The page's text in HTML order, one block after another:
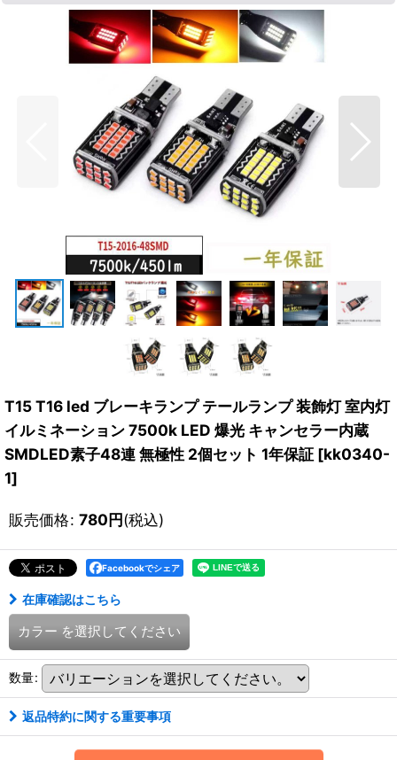
T15 T16 led ブレーキランプ テールランプ 装飾灯 室内灯
イルミネーション 7500k LED 爆光 キャンセラー内蔵
SMDLED素子48連 無極性 2個セット 1年保証 [kk0340-
1]
販売価格: 780円(税込)
Facebookでシェア
在庫確認はこちら
カラー を選択してください
数量:
返品特約に関する重要事項